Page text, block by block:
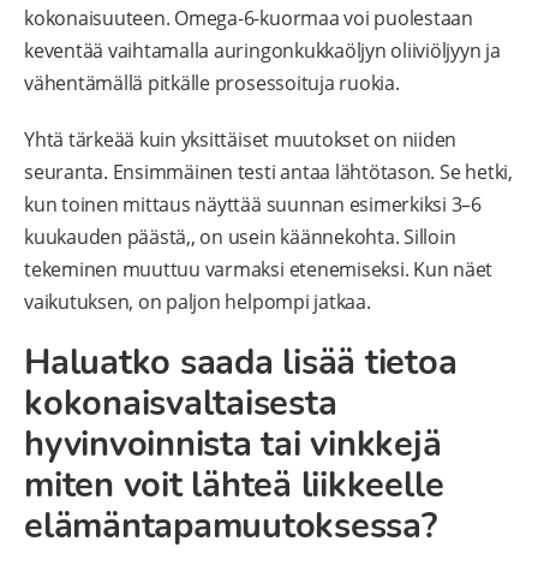
kokonaisuuteen. Omega-6-kuormaa voi puolestaan
keventää vaihtamalla auringonkukkaöljyn oliiviöljyyn ja
vähentämällä pitkälle prosessoituja ruokia.
Yhtä tärkeää kuin yksittäiset muutokset on niiden
seuranta. Ensimmäinen testi antaa lähtötason. Se hetki,
kun toinen mittaus näyttää suunnan esimerkiksi 3–6
kuukauden päästä,, on usein käännekohta. Silloin
tekeminen muuttuu varmaksi etenemiseksi. Kun näet
vaikutuksen, on paljon helpompi jatkaa.
Haluatko saada lisää tietoa
kokonaisvaltaisesta
hyvinvoinnista tai vinkkejä
miten voit lähteä liikkeelle
elämäntapamuutoksessa?